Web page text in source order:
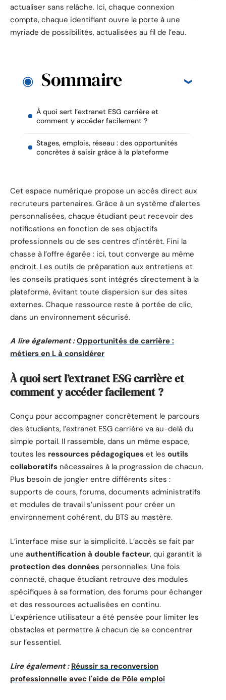
actualiser sans relâche. Ici, chaque connexion
compte, chaque identifiant ouvre la porte à une
myriade de possibilités, actualisées au fil de l’eau.
Sommaire
À quoi sert l’extranet ESG carrière et
comment y accéder facilement ?
Stages, emplois, réseau : des opportunités
concrètes à saisir grâce à la plateforme
Cet espace numérique propose un accès direct aux
recruteurs partenaires. Grâce à un système d’alertes
personnalisées, chaque étudiant peut recevoir des
notifications en fonction de ses objectifs
professionnels ou de ses centres d’intérêt. Fini la
chasse à l’offre égarée : ici, tout converge au même
endroit. Les outils de préparation aux entretiens et
les conseils pratiques sont intégrés directement à la
plateforme, évitant toute dispersion sur des sites
externes. Chaque ressource reste à portée de clic,
dans un environnement sécurisé.
A lire également : Opportunités de carrière :
métiers en L à considérer
À quoi sert l’extranet ESG carrière et
comment y accéder facilement ?
Conçu pour accompagner concrètement le parcours
des étudiants, l’extranet ESG carrière va au-delà du
simple portail. Il rassemble, dans un même espace,
toutes les ressources pédagogiques et les outils
collaboratifs nécessaires à la progression de chacun.
Plus besoin de jongler entre différents sites :
supports de cours, forums, documents administratifs
et modules de travail s’unissent pour créer un
environnement cohérent, du BTS au mastère.
L’interface mise sur la simplicité. L’accès se fait par
une authentification à double facteur, qui garantit la
protection des données personnelles. Une fois
connecté, chaque étudiant retrouve des modules
spécifiques à sa formation, des forums pour échanger
et des ressources actualisées en continu.
L’expérience utilisateur a été pensée pour limiter les
obstacles et permettre à chacun de se concentrer
sur l’essentiel.
Lire également : Réussir sa reconversion
professionnelle avec l'aide de Pôle emploi